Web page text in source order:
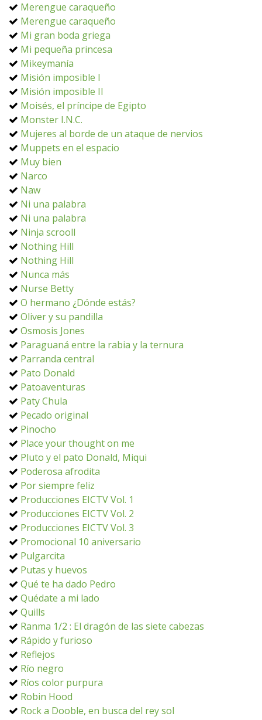
Merengue caraqueño
Merengue caraqueño
Mi gran boda griega
Mi pequeña princesa
Mikeymanía
Misión imposible I
Misión imposible II
Moisés, el príncipe de Egipto
Monster I.N.C.
Mujeres al borde de un ataque de nervios
Muppets en el espacio
Muy bien
Narco
Naw
Ni una palabra
Ni una palabra
Ninja scrooll
Nothing Hill
Nothing Hill
Nunca más
Nurse Betty
O hermano ¿Dónde estás?
Oliver y su pandilla
Osmosis Jones
Paraguaná entre la rabia y la ternura
Parranda central
Pato Donald
Patoaventuras
Paty Chula
Pecado original
Pinocho
Place your thought on me
Pluto y el pato Donald, Miqui
Poderosa afrodita
Por siempre feliz
Producciones EICTV Vol. 1
Producciones EICTV Vol. 2
Producciones EICTV Vol. 3
Promocional 10 aniversario
Pulgarcita
Putas y huevos
Qué te ha dado Pedro
Quédate a mi lado
Quills
Ranma 1/2 : El dragón de las siete cabezas
Rápido y furioso
Reflejos
Río negro
Ríos color purpura
Robin Hood
Rock a Dooble, en busca del rey sol